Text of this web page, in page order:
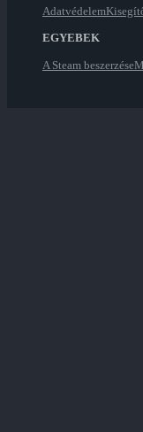
Adatvédelem
EGYEBEK
A Steam beszerzése